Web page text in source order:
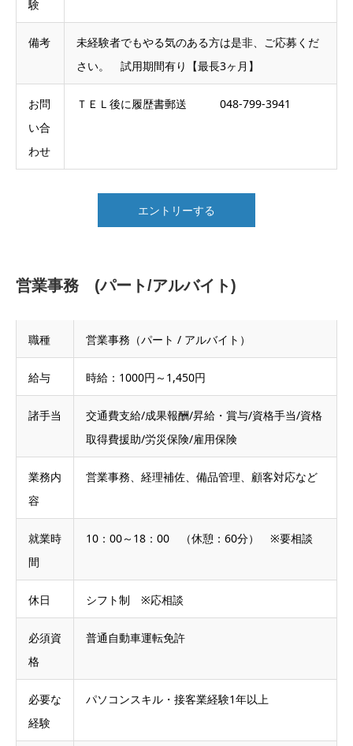
験
備考
未経験者でもやる気のある方は是非、ご応募くだ
さい。 試用期間有り【最長3ヶ月】
お問
い合
わせ
ＴＥＬ後に履歴書郵送 048-799-3941
エントリーする
営業事務 (パート/アルバイト)
職種 営業事務（パート / アルバイト）
給与 時給：1000円～1,450円
諸手当
交通費支給/成果報酬/昇給・賞与/資格手当/資格
取得費援助/労災保険/雇用保険
業務内
容
営業事務、経理補佐、備品管理、顧客対応など
就業時
間
10：00～18：00 （休憩：60分） ※要相談
休日 シフト制 ※応相談
必須資
格
普通自動車運転免許
必要な
経験
パソコンスキル・接客業経験1年以上